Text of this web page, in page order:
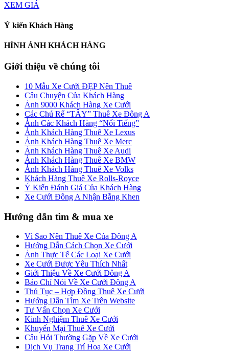
XEM GIÁ
Ý kiến Khách Hàng
HÌNH ẢNH KHÁCH HÀNG
Giới thiệu về chúng tôi
10 Mẫu Xe Cưới ĐẸP Nên Thuê
Câu Chuyện Của Khách Hàng
Ảnh 9000 Khách Hàng Xe Cưới
Các Chú Rể “TÂY” Thuê Xe Đông A
Ảnh Các Khách Hàng “Nổi Tiếng”
Ảnh Khách Hàng Thuê Xe Lexus
Ảnh Khách Hàng Thuê Xe Merc
Ảnh Khách Hàng Thuê Xe Audi
Ảnh Khách Hàng Thuê Xe BMW
Ảnh Khách Hàng Thuê Xe Volks
Khách Hàng Thuê Xe Rolls-Royce
Ý Kiến Đánh Giá Của Khách Hàng
Xe Cưới Đông A Nhận Bằng Khen
Hướng dẫn tìm & mua xe
Vì Sao Nên Thuê Xe Của Đông A
Hướng Dẫn Cách Chọn Xe Cưới
Ảnh Thực Tế Các Loại Xe Cưới
Xe Cưới Được Yêu Thích Nhất
Giới Thiệu Về Xe Cưới Đông A
Báo Chí Nói Về Xe Cưới Đông A
Thủ Tục – Hợp Đồng Thuê Xe Cưới
Hướng Dẫn Tìm Xe Trên Website
Tư Vấn Chọn Xe Cưới
Kinh Nghiệm Thuê Xe Cưới
Khuyến Mại Thuê Xe Cưới
Câu Hỏi Thường Gặp Về Xe Cưới
Dịch Vụ Trang Trí Hoa Xe Cưới